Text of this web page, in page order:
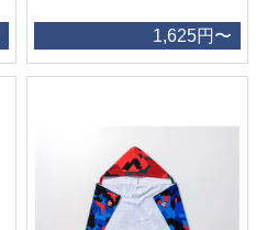
1,625円〜